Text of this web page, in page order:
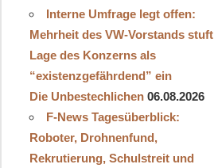
Interne Umfrage legt offen:
Mehrheit des VW-Vorstands stuft
Lage des Konzerns als
“existenzgefährdend” ein
Die Unbestechlichen 06.08.2026
F-News Tagesüberblick:
Roboter, Drohnenfund,
Rekrutierung, Schulstreit und